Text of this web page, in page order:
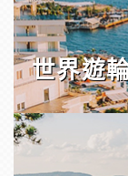
世界遊